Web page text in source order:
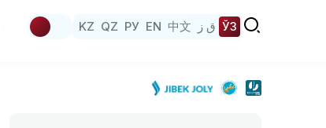
KZ QZ РУ EN 中文 ق ز ЎЗ